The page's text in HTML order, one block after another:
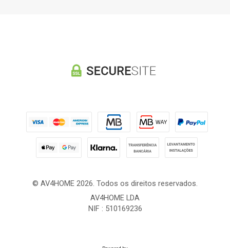
© AV4HOME 2026. Todos os direitos reservados.
AV4HOME LDA
NIF : 510169236